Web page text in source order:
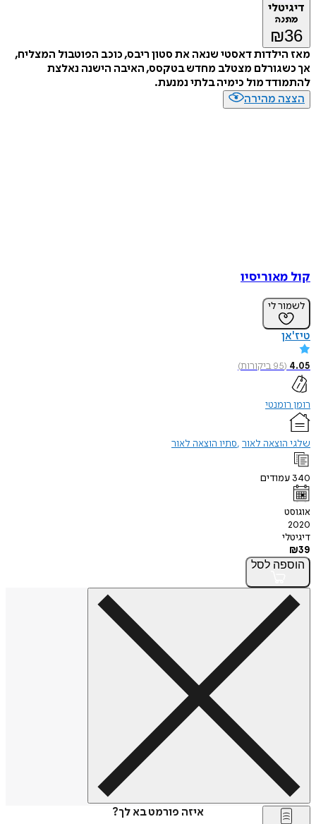
דיגיטלי
מתנה
₪36
מאז הילדות דאסטי שנאה את סטון ריבס, כוכב הפוטבול המצליח,
אך כשגורלם מצטלב מחדש בטקסס, האיבה הישנה נאלצת
להתמודד מול כימיה בלתי נמנעת.
הצצה מהירה
קול מאוריסיו
לשמור לי
טיז'אן
4.05
(
95ביקורות)
רומן רומנטי
שלגי הוצאה לאור סתיו הוצאה לאור
340 עמודים
אוגוסט
2020
דיגיטלי
₪39
הוספה לסל
איזה פורמט בא לך?